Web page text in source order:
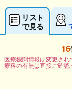
リスト
で見る
16
医療機関情報は変更さ
療科の有無は直接ご確認